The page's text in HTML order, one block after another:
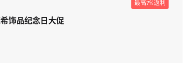
最高7%返利
饰品纪念日大促
梅西百货海淘支持退差价吗？海淘攻略参